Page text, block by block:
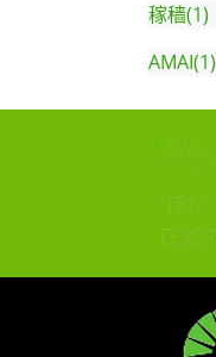
稼穑(1)
AMAI(1)